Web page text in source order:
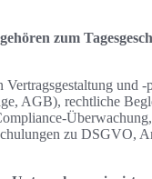
zum
Vertragsgestaltung und
AGB), rechtliche
zu DSGVO,